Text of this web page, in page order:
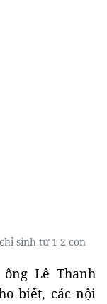
sinh từ 1-2 con
Lê Thanh
biết, các nội